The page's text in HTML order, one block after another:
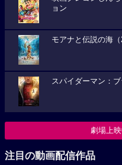
ョン
モアナと伝説の海（
スパイダーマン：
劇場上
注目の動画配信作品